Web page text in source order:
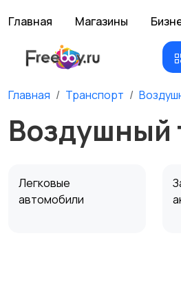
Главная Магазины
Главная Транспорт
Воздушный
Легковые
автомобили